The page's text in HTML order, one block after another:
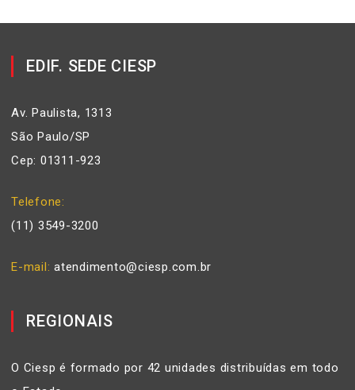
EDIF. SEDE CIESP
Av. Paulista, 1313
São Paulo/SP
Cep: 01311-923
Telefone
(11) 3549-3200
E-mail atendimento@ciesp.com.br
REGIONAIS
O Ciesp é formado por 42 unidades distribuídas em todo